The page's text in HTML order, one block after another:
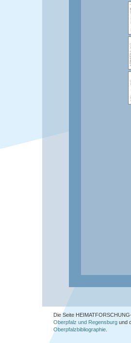
Die Seite
Oberpfalz und Regensburg und
Oberpfalzbibliographie